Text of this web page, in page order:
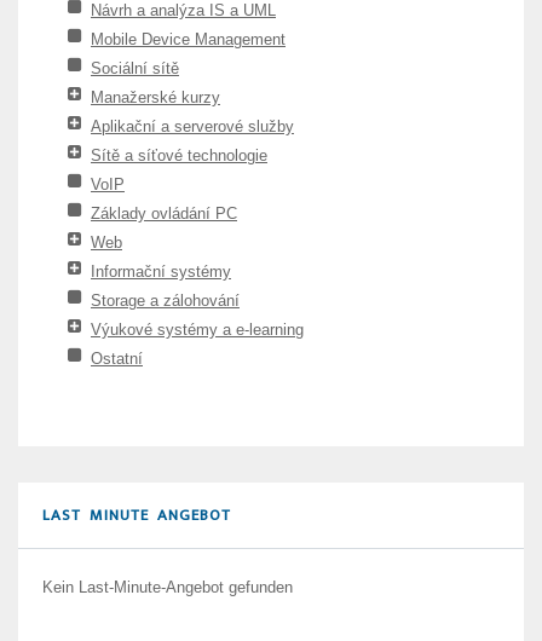
Návrh a analýza IS a UML
Mobile Device Management
Sociální sítě
Manažerské kurzy
Aplikační a serverové služby
Sítě a síťové technologie
VoIP
Základy ovládání PC
Web
Informační systémy
Storage a zálohování
Výukové systémy a e-learning
Ostatní
LAST MINUTE ANGEBOT
Kein Last-Minute-Angebot gefunden